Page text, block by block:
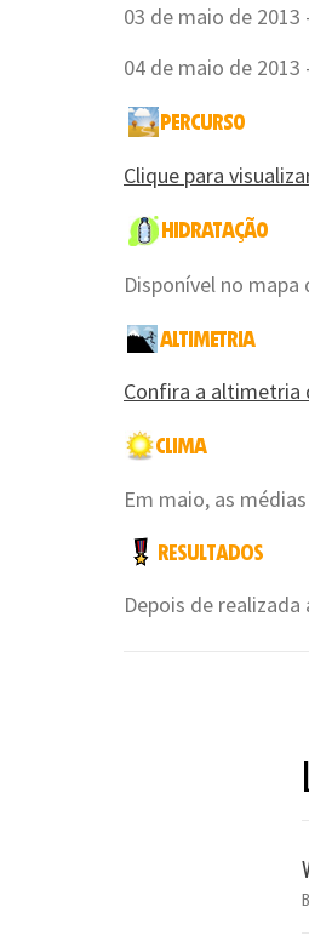
03 de maio de 2013
04 de maio de 2013
Clique para
Disponível no mapa
Confira a altimetria
Em maio, as
Depois de